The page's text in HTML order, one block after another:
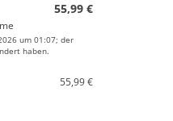
55,99 €
um 01:07; der
haben.
55,99 €